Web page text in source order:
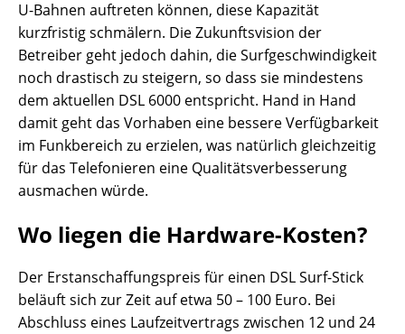
U-Bahnen auftreten können, diese Kapazität
kurzfristig schmälern. Die Zukunftsvision der
Betreiber geht jedoch dahin, die Surfgeschwindigkeit
noch drastisch zu steigern, so dass sie mindestens
dem aktuellen DSL 6000 entspricht. Hand in Hand
damit geht das Vorhaben eine bessere Verfügbarkeit
im Funkbereich zu erzielen, was natürlich gleichzeitig
für das Telefonieren eine Qualitätsverbesserung
ausmachen würde.
Wo liegen die Hardware-Kosten?
Der Erstanschaffungspreis für einen DSL Surf-Stick
beläuft sich zur Zeit auf etwa 50 – 100 Euro. Bei
Abschluss eines Laufzeitvertrags zwischen 12 und 24